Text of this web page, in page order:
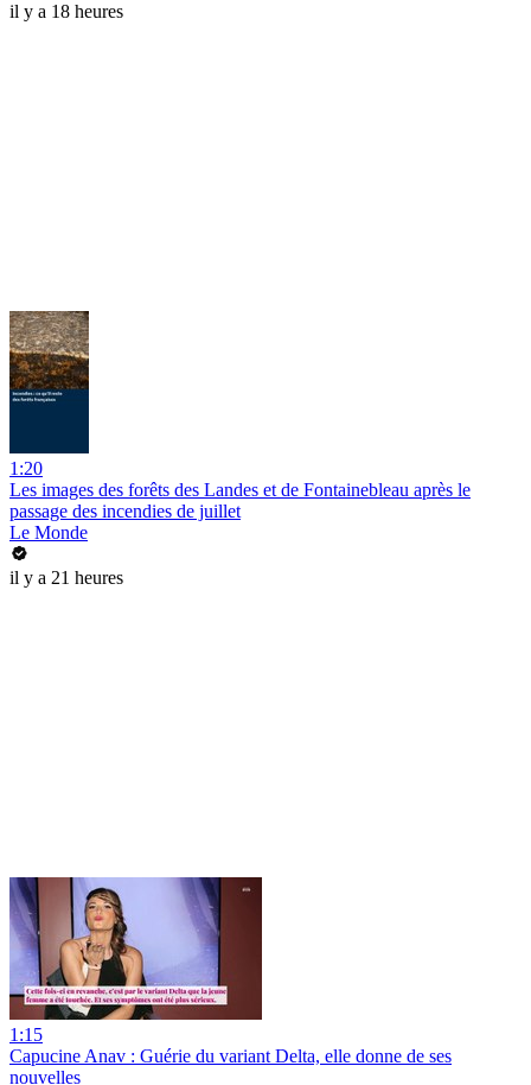
il y a 18 heures
1:20
Les images des forêts des Landes et de Fontainebleau après le
passage des incendies de juillet
Le Monde
il y a 21 heures
1:15
Capucine Anav : Guérie du variant Delta, elle donne de ses
nouvelles